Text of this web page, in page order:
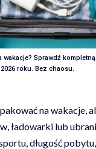
wakacje? Sprawdź
roku. Bez chaosu.
na wakacje,
ładowarki lub
długość